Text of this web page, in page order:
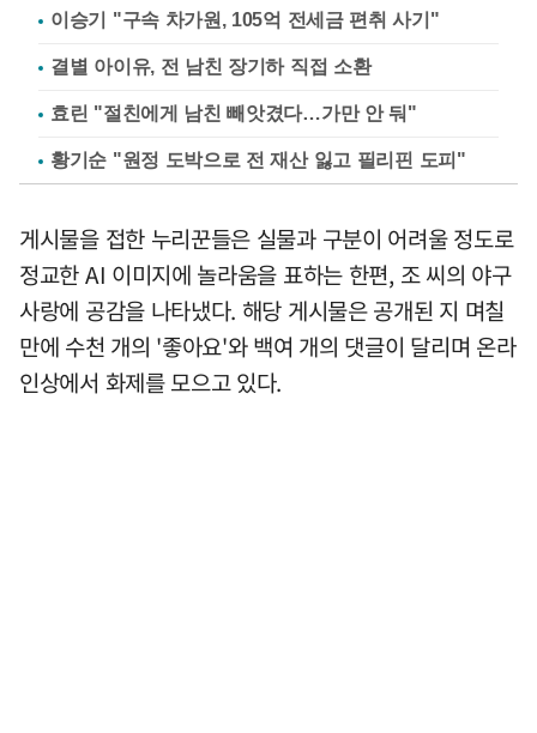
이승기 "구속 차가원, 105억 전세금 편취 사기"
결별 아이유, 전 남친 장기하 직접 소환
효린 "절친에게 남친 빼앗겼다…가만 안 둬"
황기순 "원정 도박으로 전 재산 잃고 필리핀 도피"
게시물을 접한 누리꾼들은 실물과 구분이 어려울 정도로
정교한 AI 이미지에 놀라움을 표하는 한편, 조 씨의 야구
사랑에 공감을 나타냈다. 해당 게시물은 공개된 지 며칠
만에 수천 개의 '좋아요'와 백여 개의 댓글이 달리며 온라
인상에서 화제를 모으고 있다.